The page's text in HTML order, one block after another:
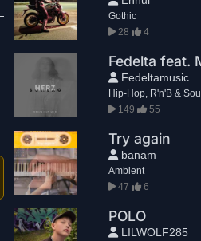
Gothic
28
4
Fedeltamusic
Hip-Hop, R'n'B & Soul
149
55
Try again
banam
Ambient
47
6
POLO
LILWOLF285